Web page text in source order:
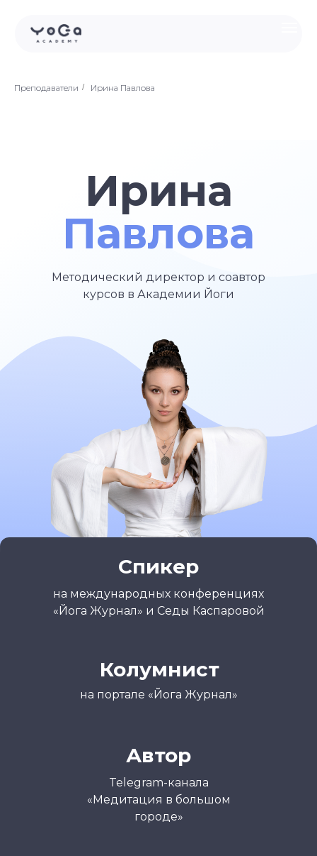
Преподаватели / Ирина Павлова
Ирина
Павлова
Методический директор и соавтор
курсов в Академии Йоги
на портале «Йога Журнал»
Колумнист
на международных конференциях
«Йога Журнал» и Седы Каспаровой
Спикер
Telegram-канала
«Медитация в большом
городе»
Автор